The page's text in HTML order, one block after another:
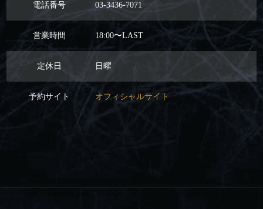
電話番号 03-3436-7071
営業時間 18:00〜LAST
定休日 日曜
予約サイト オフィシャルサイト